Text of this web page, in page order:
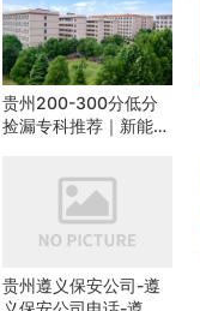
贵州200-300分低分
捡漏专科推荐｜新能源
贵州遵义保安公司-遵